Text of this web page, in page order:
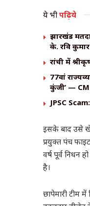
ये भीपढ़िये
झारखंड
के. रवि
रांची में
77वां
कुंजी’ —
JPSC
इसके बाद उसे
प्रयुक्त पंच
वर्ष पूर्व निधन
है।
छापेमारी टीम